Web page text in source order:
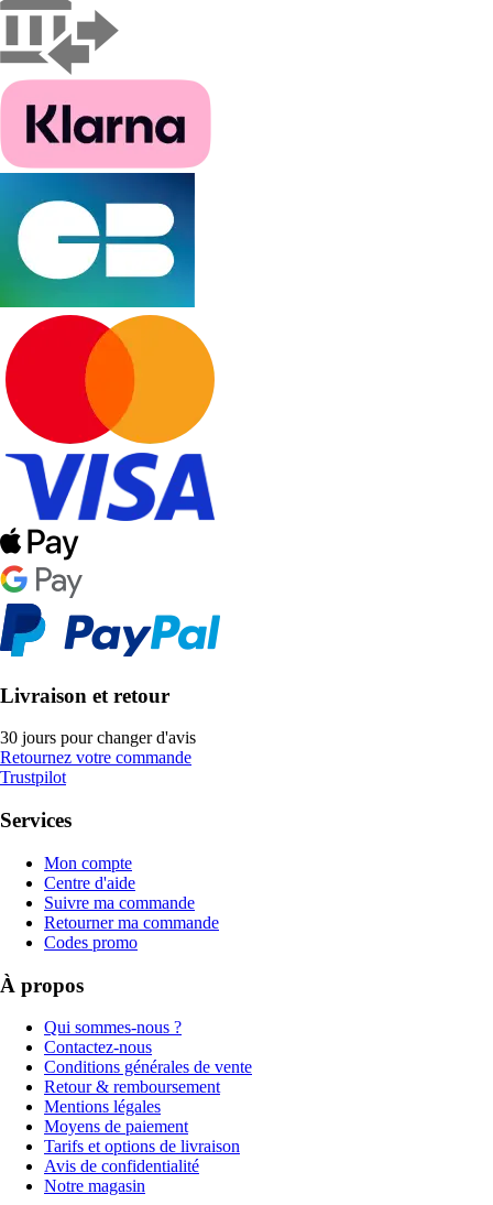
Livraison et retour
30 jours pour changer d'avis
Retournez votre commande
Trustpilot
Services
Mon compte
Centre d'aide
Suivre ma commande
Retourner ma commande
Codes promo
À propos
Qui sommes-nous ?
Contactez-nous
Conditions générales de vente
Retour & remboursement
Mentions légales
Moyens de paiement
Tarifs et options de livraison
Avis de confidentialité
Notre magasin